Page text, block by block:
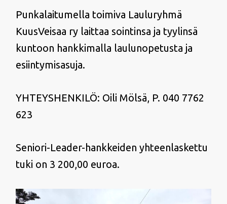
Punkalaitumella toimiva Lauluryhmä
KuusVeisaa ry laittaa sointinsa ja tyylinsä
kuntoon hankkimalla laulunopetusta ja
esiintymisasuja.
YHTEYSHENKILÖ: Oili Mölsä, P. 040 7762
623
Seniori-Leader-hankkeiden yhteenlaskettu
tuki on 3 200,00 euroa.